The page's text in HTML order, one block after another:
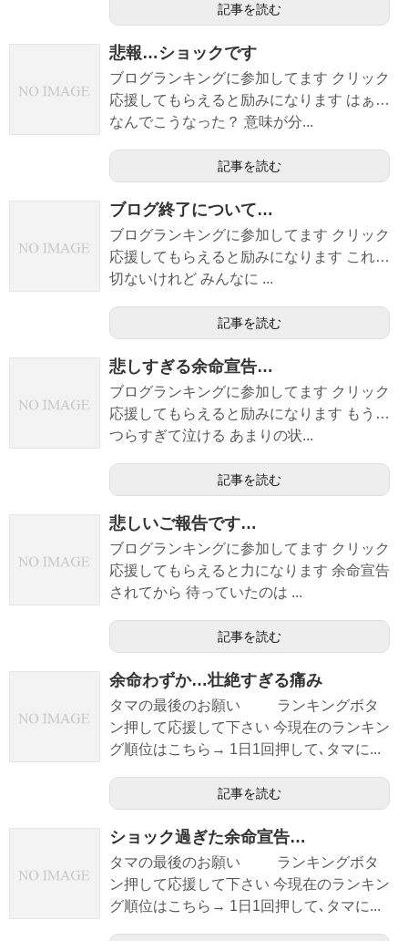
記事を読む
悲報…ショックです
ブログランキングに参加してます クリック
応援してもらえると励みになります はぁ…
なんでこうなった？ 意味が分...
記事を読む
ブログ終了について…
ブログランキングに参加してます クリック
応援してもらえると励みになります これ…
切ないけれど みんなに ...
記事を読む
悲しすぎる余命宣告…
ブログランキングに参加してます クリック
応援してもらえると励みになります もう…
つらすぎて泣ける あまりの状...
記事を読む
悲しいご報告です…
ブログランキングに参加してます クリック
応援してもらえると力になります 余命宣告
されてから 待っていたのは ...
記事を読む
余命わずか…壮絶すぎる痛み
タマの最後のお願い ランキングボタ
ン押して応援して下さい 今現在のランキン
グ順位はこちら→ 1日1回押して､タマに...
記事を読む
ショック過ぎた余命宣告…
タマの最後のお願い ランキングボタ
ン押して応援して下さい 今現在のランキン
グ順位はこちら→ 1日1回押して､タマに...